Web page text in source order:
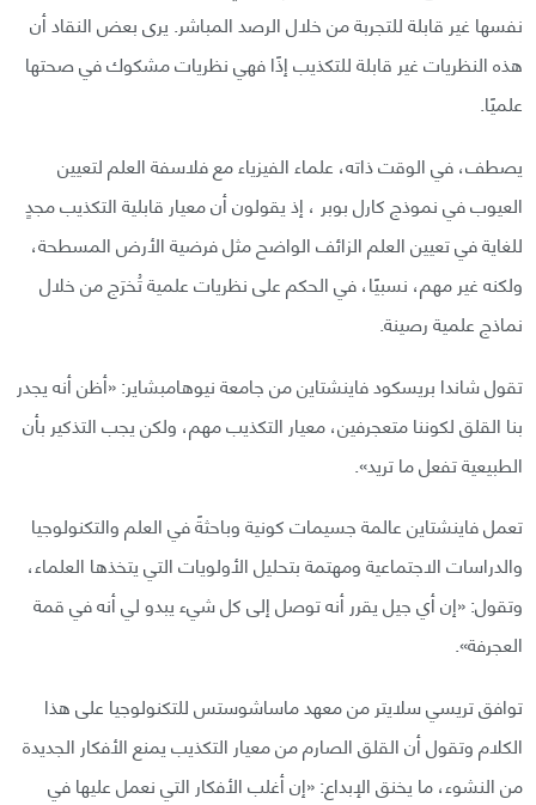
نفسها غير قابلة للتجربة من خلال الرصد المباشر. يرى بعض النقاد أن
هذه النظريات غير قابلة للتكذيب إذًا فهي نظريات مشكوك في صحتها
علميًا.
يصطف، في الوقت ذاته، علماء الفيزياء مع فلاسفة العلم لتعيين
العيوب في نموذج كارل بوبر ، إذ يقولون أن معيار قابلية التكذيب مجدٍ
للغاية في تعيين العلم الزائف الواضح مثل فرضية الأرض المسطحة،
ولكنه غير مهم، نسبيًا، في الحكم على نظريات علمية تُخرَج من خلال
نماذج علمية رصينة.
تقول شاندا بريسكود فاينشتاين من جامعة نيوهامبشاير: «أظن أنه يجدر
بنا القلق لكوننا متعجرفين، معيار التكذيب مهم، ولكن يجب التذكير بأن
الطبيعية تفعل ما تريد».
تعمل فاينشتاين عالمة جسيمات كونية وباحثةً في العلم والتكنولوجيا
والدراسات الاجتماعية ومهتمة بتحليل الأولويات التي يتخذها العلماء،
وتقول: «إن أي جيل يقرر أنه توصل إلى كل شيء يبدو لي أنه في قمة
العجرفة».
توافق تريسي سلايتر من معهد ماساشوستس للتكنولوجيا على هذا
الكلام وتقول أن القلق الصارم من معيار التكذيب يمنع الأفكار الجديدة
من النشوء، ما يخنق الإبداع: «إن أغلب الأفكار التي نعمل عليها في